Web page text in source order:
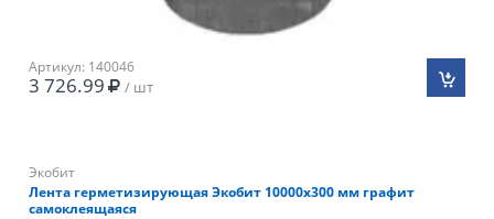
Артикул: 140046
3 726.99 / шт
Экобит
Лента герметизирующая Экобит 10000х300 мм графит
самоклеящаяся